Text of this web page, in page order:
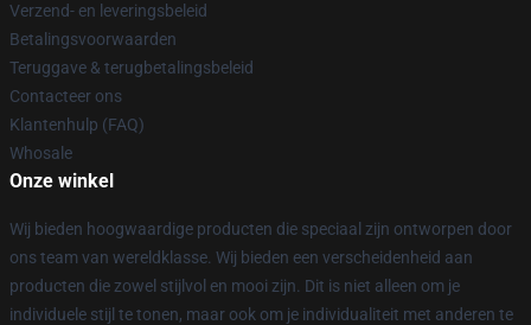
Verzend- en leveringsbeleid
Betalingsvoorwaarden
Teruggave & terugbetalingsbeleid
Contacteer ons
Klantenhulp (FAQ)
Whosale
Onze winkel
Wij bieden hoogwaardige producten die speciaal zijn ontworpen door
ons team van wereldklasse. Wij bieden een verscheidenheid aan
producten die zowel stijlvol en mooi zijn. Dit is niet alleen om je
individuele stijl te tonen, maar ook om je individualiteit met anderen te